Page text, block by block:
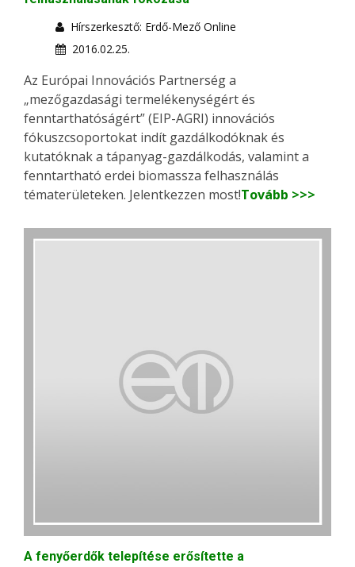
Hírszerkesztő: Erdő-Mező Online
2016.02.25.
Az Európai Innovációs Partnerség a
„mezőgazdasági termelékenységért és
fenntarthatóságért” (EIP-AGRI) innovációs
fókuszcsoportokat indít gazdálkodóknak és
kutatóknak a tápanyag-gazdálkodás, valamint a
fenntartható erdei biomassza felhasználás
tématerületeken. Jelentkezzen most!Tovább >>>
A fenyőerdők telepítése erősítette a